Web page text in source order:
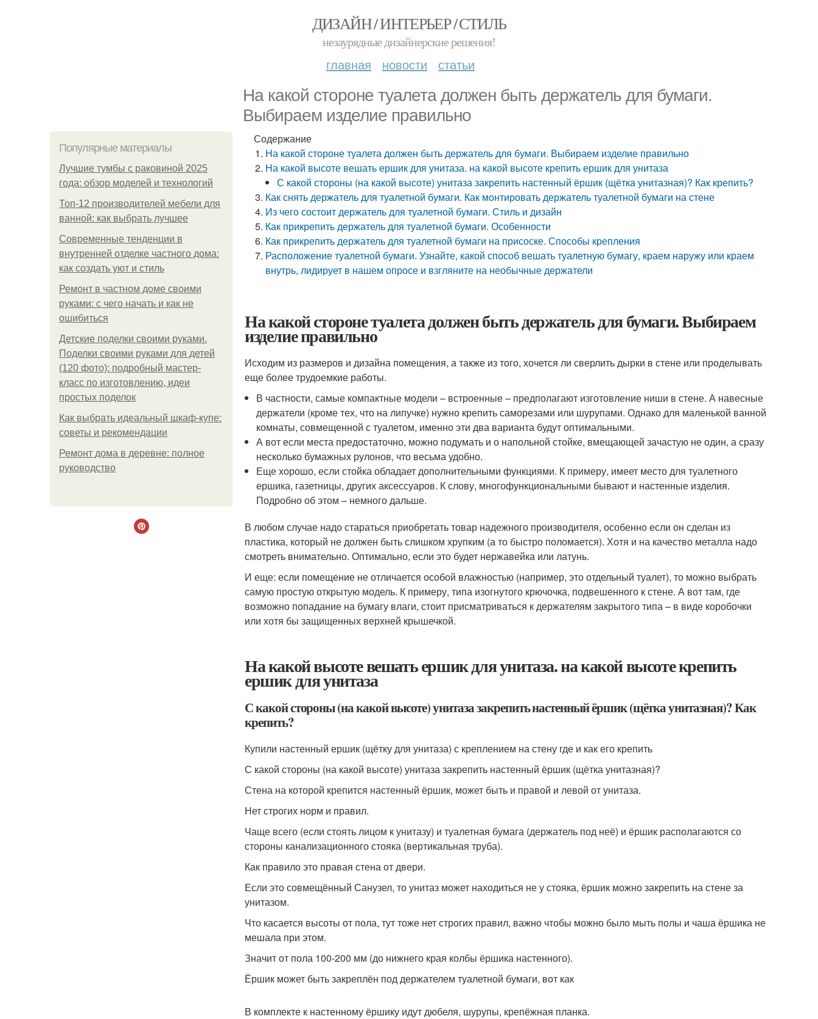
ДИЗАЙН / ИНТЕРЬЕР / СТИЛЬ
незаурядные дизайнерские решения!
главная новости статьи
На какой стороне туалета должен быть держатель для бумаги.
Выбираем изделие правильно
Популярные материалы
Лучшие тумбы с раковиной 2025
года: обзор моделей и технологий
Топ-12 производителей мебели для
ванной: как выбрать лучшее
Современные тенденции в
внутренней отделке частного дома:
как создать уют и стиль
Ремонт в частном доме своими
руками: с чего начать и как не
ошибиться
Детские поделки своими руками.
Поделки своими руками для детей
(120 фото): подробный мастер-
класс по изготовлению, идеи
простых поделок
Как выбрать идеальный шкаф-купе:
советы и рекомендации
Ремонт дома в деревне: полное
руководство
Содержание
На какой стороне туалета должен быть держатель для бумаги. Выбираем изделие правильно
На какой высоте вешать ершик для унитаза. на какой высоте крепить ершик для унитаза
С какой стороны (на какой высоте) унитаза закрепить настенный ёршик (щётка унитазная)? Как крепить?
Как снять держатель для туалетной бумаги. Как монтировать держатель туалетной бумаги на стене
Из чего состоит держатель для туалетной бумаги. Стиль и дизайн
Как прикрепить держатель для туалетной бумаги. Особенности
Как прикрепить держатель для туалетной бумаги на присоске. Способы крепления
Расположение туалетной бумаги. Узнайте, какой способ вешать туалетную бумагу, краем наружу или краем
внутрь, лидирует в нашем опросе и взгляните на необычные держатели
На какой стороне туалета должен быть держатель для бумаги. Выбираем
изделие правильно
Исходим из размеров и дизайна помещения, а также из того, хочется ли сверлить дырки в стене или проделывать
еще более трудоемкие работы.
В частности, самые компактные модели – встроенные – предполагают изготовление ниши в стене. А навесные
держатели (кроме тех, что на липучке) нужно крепить саморезами или шурупами. Однако для маленькой ванной
комнаты, совмещенной с туалетом, именно эти два варианта будут оптимальными.
А вот если места предостаточно, можно подумать и о напольной стойке, вмещающей зачастую не один, а сразу
несколько бумажных рулонов, что весьма удобно.
Еще хорошо, если стойка обладает дополнительными функциями. К примеру, имеет место для туалетного
ершика, газетницы, других аксессуаров. К слову, многофункциональными бывают и настенные изделия.
Подробно об этом – немного дальше.
В любом случае надо стараться приобретать товар надежного производителя, особенно если он сделан из
пластика, который не должен быть слишком хрупким (а то быстро поломается). Хотя и на качество металла надо
смотреть внимательно. Оптимально, если это будет нержавейка или латунь.
И еще: если помещение не отличается особой влажностью (например, это отдельный туалет), то можно выбрать
самую простую открытую модель. К примеру, типа изогнутого крючочка, подвешенного к стене. А вот там, где
возможно попадание на бумагу влаги, стоит присматриваться к держателям закрытого типа – в виде коробочки
или хотя бы защищенных верхней крышечкой.
На какой высоте вешать ершик для унитаза. на какой высоте крепить
ершик для унитаза
С какой стороны (на какой высоте) унитаза закрепить настенный ёршик (щётка унитазная)? Как
крепить?
Купили настенный ершик (щётку для унитаза) с креплением на стену где и как его крепить
С какой стороны (на какой высоте) унитаза закрепить настенный ёршик (щётка унитазная)?
Стена на которой крепится настенный ёршик, может быть и правой и левой от унитаза.
Нет строгих норм и правил.
Чаще всего (если стоять лицом к унитазу) и туалетная бумага (держатель под неё) и ёршик располагаются со
стороны канализационного стояка (вертикальная труба).
Как правило это правая стена от двери.
Если это совмещённый Санузел, то унитаз может находиться не у стояка, ёршик можно закрепить на стене за
унитазом.
Что касается высоты от пола, тут тоже нет строгих правил, важно чтобы можно было мыть полы и чаша ёршика не
мешала при этом.
Значит от пола 100-200 мм (до нижнего края колбы ёршика настенного).
Ёршик может быть закреплён под держателем туалетной бумаги, вот как
В комплекте к настенному ёршику идут дюбеля, шурупы, крепёжная планка.